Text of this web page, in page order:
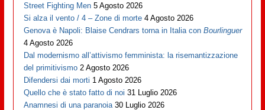
Street Fighting Men 5 Agosto 2026
Si alza il vento / 4 – Zone di morte 4 Agosto 2026
Genova è Napoli: Blaise Cendrars torna in Italia conBourlinguer
4 Agosto 2026
Dal modernismo all’attivismo femminista: la risemantizzazione
del primitivismo 2 Agosto 2026
Difendersi dai morti 1 Agosto 2026
Quello che è stato fatto di noi 31 Luglio 2026
Anamnesi di una paranoia 30 Luglio 2026